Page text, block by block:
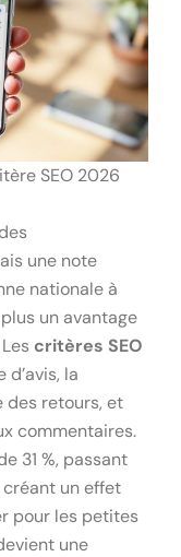
SEO 2026
une note
nationale à
un avantage
critères SEO
la
des retours, et
commentaires.
31 %, passant
un effet
pour les petites
une